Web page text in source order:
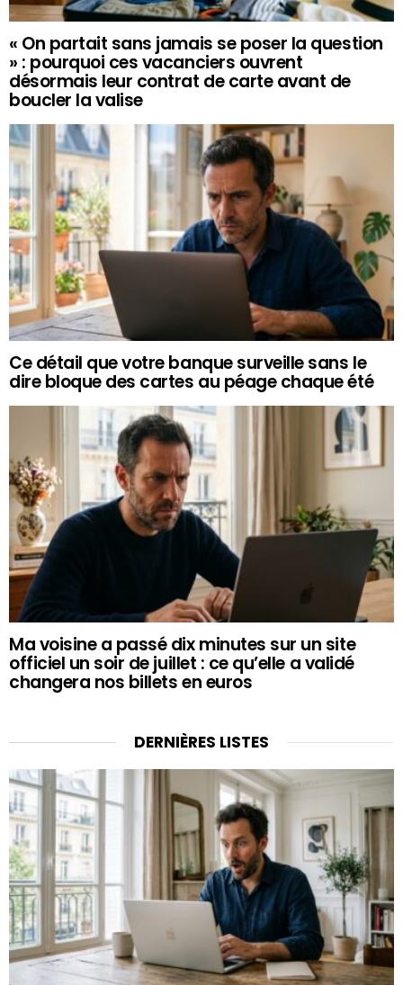
« On partait sans jamais se poser la question
» : pourquoi ces vacanciers ouvrent
désormais leur contrat de carte avant de
boucler la valise
Ce détail que votre banque surveille sans le
dire bloque des cartes au péage chaque été
Ma voisine a passé dix minutes sur un site
officiel un soir de juillet : ce qu’elle a validé
changera nos billets en euros
DERNIÈRES LISTES